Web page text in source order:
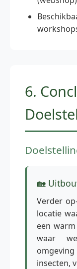
6.
🏡
Verder
locatie
een
waar
insecten,